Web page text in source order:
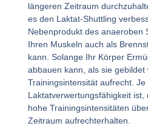
längeren Zeitraum
es den Laktat-Shuttling
Nebenprodukt des anaeroben
Ihren Muskeln auch als
kann. Solange Ihr Körper
abbauen kann, als sie
Trainingsintensität aufrecht.
Laktatverwertungsfähigkeit
hohe Trainingsintensitäten
Zeitraum aufrechterhalten.